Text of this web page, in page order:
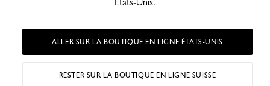
ALLER SUR LA BOUTIQUE EN LIGNE ÉTATS-UNIS
RESTER SUR LA BOUTIQUE EN LIGNE SUISSE